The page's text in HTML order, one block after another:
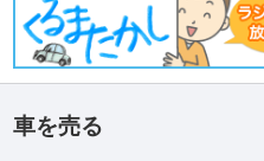
車を売る